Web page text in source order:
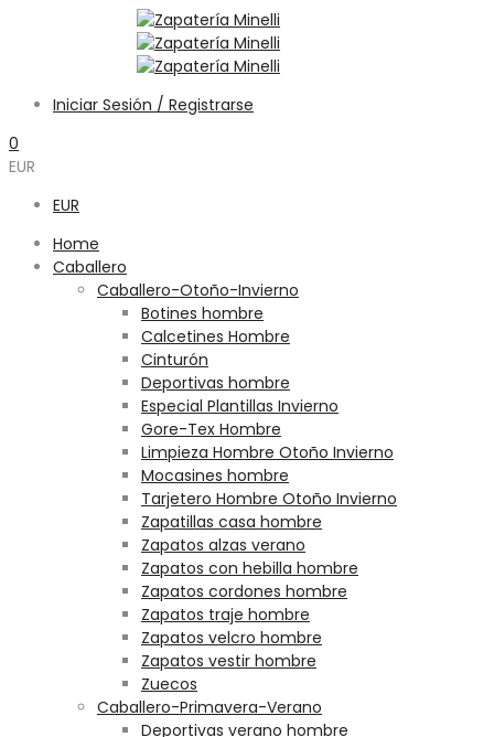
Iniciar Sesión / Registrarse
0
EUR
EUR
Home
Caballero
Caballero-Otoño-Invierno
Botines hombre
Calcetines Hombre
Cinturón
Deportivas hombre
Especial Plantillas Invierno
Gore-Tex Hombre
Limpieza Hombre Otoño Invierno
Mocasines hombre
Tarjetero Hombre Otoño Invierno
Zapatillas casa hombre
Zapatos alzas verano
Zapatos con hebilla hombre
Zapatos cordones hombre
Zapatos traje hombre
Zapatos velcro hombre
Zapatos vestir hombre
Zuecos
Caballero-Primavera-Verano
Deportivas verano hombre